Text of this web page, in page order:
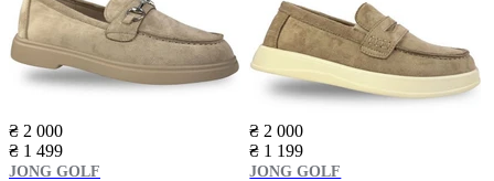
₴ 2 000
₴ 1 499
JONG GOLF
₴ 2 000
₴ 1 199
JONG GOLF